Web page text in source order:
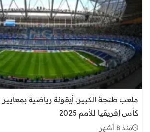
ملعب طنجة الكبير: أيقونة رياضية
كأس إفريقيا للأمم 2025
منذ 8 أشهر